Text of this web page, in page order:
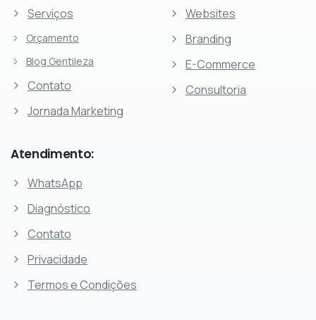
Serviços
Orçamento
Blog Gentileza
Contato
Jornada Marketing
Websites
Branding
E-Commerce
Consultoria
Atendimento:
WhatsApp
Diagnóstico
Contato
Privacidade
Termos e Condições